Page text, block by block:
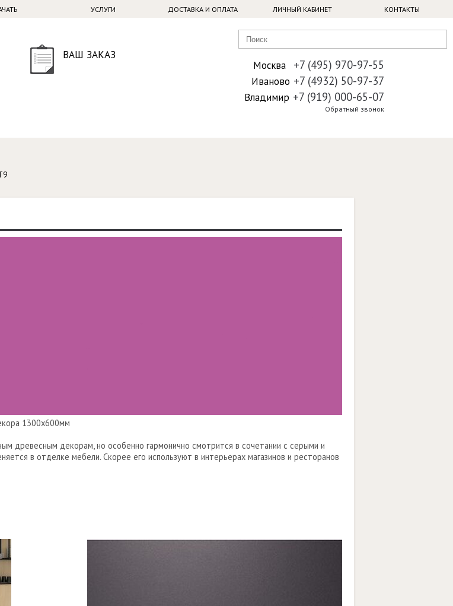
УСЛУГИ ДОСТАВКА И ОПЛАТА ЛИЧНЫЙ КАБИНЕТ КОНТАКТЫ
ВАШ ЗАКАЗ
Москва +7 (495) 970-97-55
Иваново +7 (4932) 50-97-37
Владимир +7 (919) 000-65-07
Обратный звонок
1300х600мм
древесным декорам, но особенно гармонично смотрится в сочетании с серыми и
в отделке мебели. Скорее его используют в интерьерах магазинов и ресторанов